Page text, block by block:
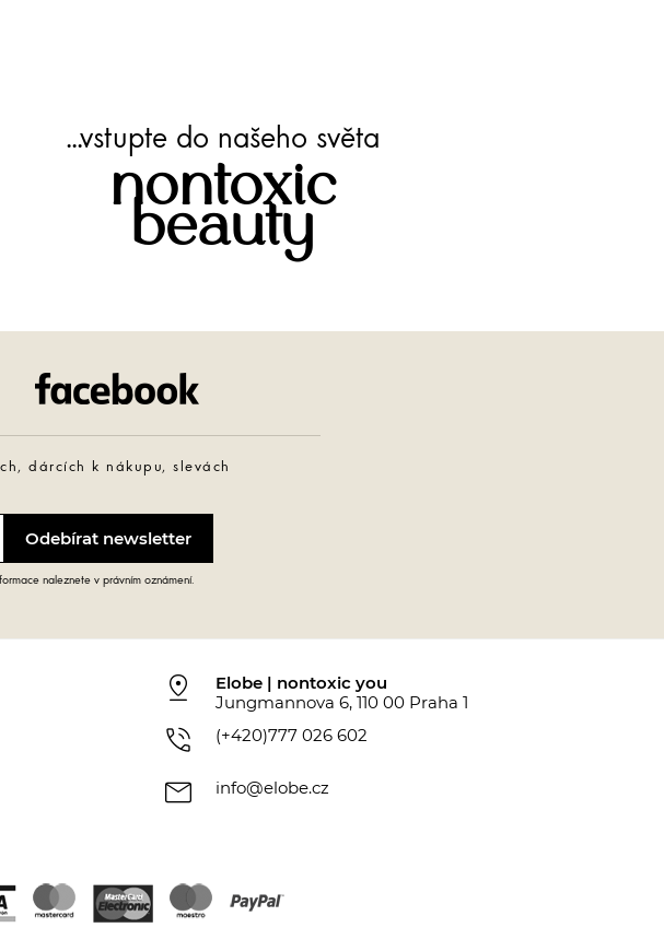
...vstupte do našeho světa
nontoxic
beauty
dárcích k nákupu, slevách
naleznete v právním oznámení.
pin_drop
Elobe | nontoxic you
Jungmannova 6, 110 00 Praha 1
phone_in_talk (+420)777 026 602
mail info@elobe.cz